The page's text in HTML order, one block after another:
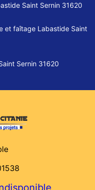
Saint Sernin 31620
et faîtage Labastide Saint
Sernin 31620